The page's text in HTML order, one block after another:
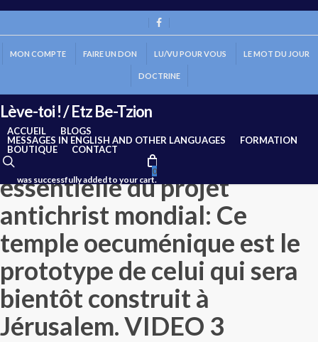
Skip
FACEBOOK
MON COMPTE FAIRE UN DON LU/VU POUR VOUS LE MOT DU JOUR
DOCTRINE
Lève-toi ! / Etz Be-Tzion
ACCUEIL
BLOGS
MESSAGES IN ENGLISH AND OTHER LANGUAGES
FORMATION
BOUTIQUE
CONTACT
0
was successfully added to your cart.
Warning 3x. « Le Temple de
Salomon » à Sao Polo au
Brésil (temple de l’Eglise
Universelle), une étape
essentielle du projet
antichrist mondial: Ce
temple oecuménique est le
prototype de celui qui sera
bientôt construit à
Jérusalem. VIDEO 3